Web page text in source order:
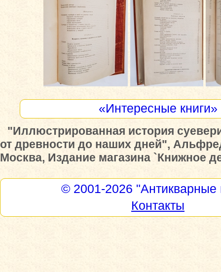
«Интересные книги»
"Иллюстрированная история
от древности до наших дней",
Москва, Издание магазина `Книжное
© 2001-2026 "Антикварные
Контакты